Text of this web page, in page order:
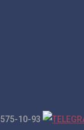
10-93